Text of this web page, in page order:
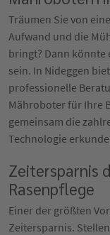
Träumen Sie von
Aufwand und die
bringt? Dann könnte
sein. In Nideggen
professionelle
Mähroboter für Ihre
gemeinsam die
Technologie
Zeitersparnis
Rasenpflege
Einer der größten
Zeitersparnis.